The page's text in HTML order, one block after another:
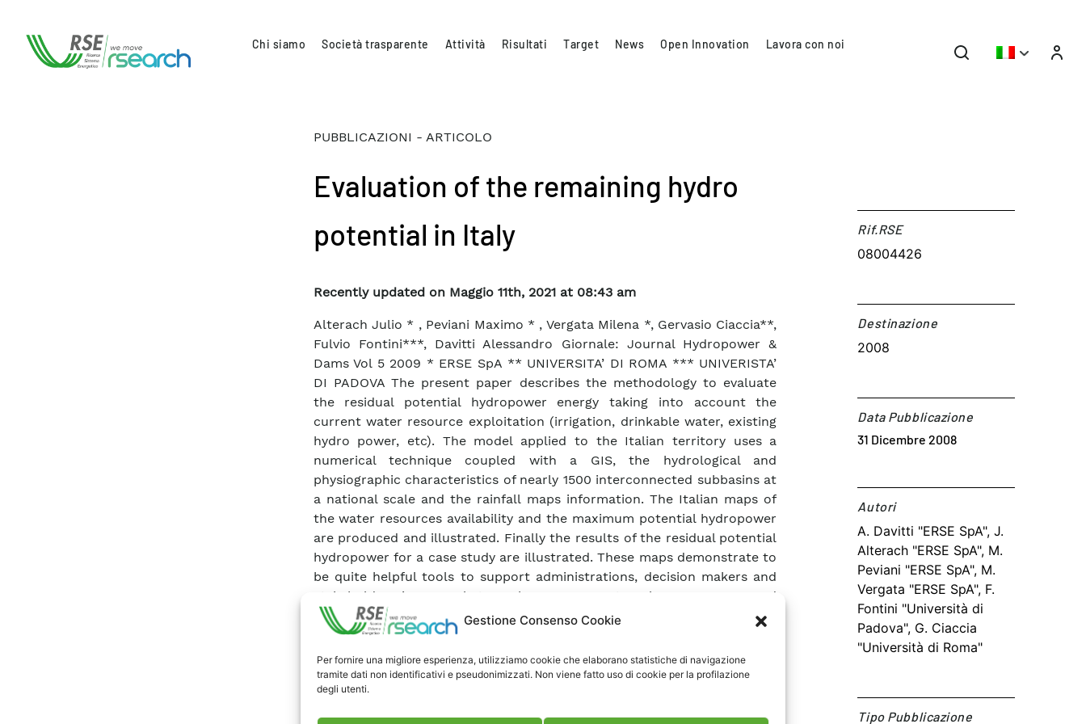
Gestione Consenso Cookie
Per fornire una migliore esperienza, utilizziamo cookie che elaborano statistiche di navigazione
tramite dati non identificativi e pseudonimizzati. Non viene fatto uso di cookie per la profilazione
degli utenti.
Chi siamo Società trasparente Attività Risultati Target News Open Innovation Lavora con noi
PUBBLICAZIONI - ARTICOLO
Evaluation of the remaining hydro
potential in Italy
Recently updated on Maggio 11th, 2021 at 08:43 am
Alterach Julio * , Peviani Maximo * , Vergata Milena *, Gervasio Ciaccia**,
Fulvio Fontini***, Davitti Alessandro Giornale: Journal Hydropower &
Dams Vol 5 2009 * ERSE SpA ** UNIVERSITA’ DI ROMA *** UNIVERISTA’
DI PADOVA The present paper describes the methodology to evaluate
the residual potential hydropower energy taking into account the
current water resource exploitation (irrigation, drinkable water, existing
hydro power, etc). The model applied to the Italian territory uses a
numerical technique coupled with a GIS, the hydrological and
physiographic characteristics of nearly 1500 interconnected subbasins at
a national scale and the rainfall maps information. The Italian maps of
the water resources availability and the maximum potential hydropower
are produced and illustrated. Finally the results of the residual potential
hydropower for a case study are illustrated. These maps demonstrate to
be quite helpful tools to support administrations, decision makers and
stakeholders in general, to make Energy Master Plans, or assess and
implement small scale hydropower plants. [*] This work has been
financed by the Ministry of Economic Development with the Research
Fund for the Italian Electrical System under the Contract Agreement
established with the Ministry Decree of march 23, 2006.
Rif.RSE​
08004426
Destinazione​
2008
Data Pubblicazione
31 Dicembre 2008
Autori​
A. Davitti "ERSE SpA", J.
Alterach "ERSE SpA", M.
Peviani "ERSE SpA", M.
Vergata "ERSE SpA", F.
Fontini "Università di
Padova", G. Ciaccia
"Università di Roma"
Tipo Pubblicazione